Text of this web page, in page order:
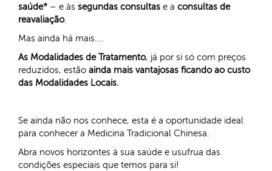
saúde* – e às segundas consultas e a consultas de
reavaliação.
Mas ainda há mais….
As Modalidades de Tratamento, já por si só com preços
reduzidos, estão ainda mais vantajosas ficando ao custo
das Modalidades Locais.
Se ainda não nos conhece, esta é a oportunidade ideal
para conhecer a Medicina Tradicional Chinesa.
Abra novos horizontes à sua saúde e usufrua das
condições especiais que temos para si!